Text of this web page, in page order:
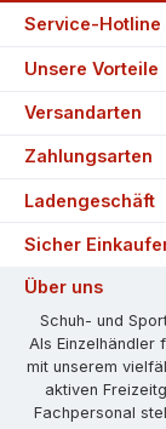
Service-Hotline
Unsere Vorteile
Versandarten
Zahlungsarten
Ladengeschäft
Sicher
Über uns
Schuh- und
Als Einzelhändler
mit unserem
aktiven
Fachpersonal